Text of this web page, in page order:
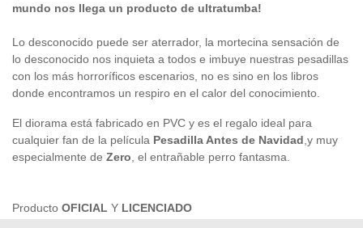
mundo nos llega un producto de ultratumba!
Lo desconocido puede ser aterrador, la mortecina sensación de
lo desconocido nos inquieta a todos e imbuye nuestras pesadillas
con los más horroríficos escenarios, no es sino en los libros
donde encontramos un respiro en el calor del conocimiento.
El diorama está fabricado en PVC y es el regalo ideal para
cualquier fan de la película Pesadilla Antes de Navidad ,y muy
especialmente de Zero , el entrañable perro fantasma.
Producto OFICIAL Y LICENCIADO